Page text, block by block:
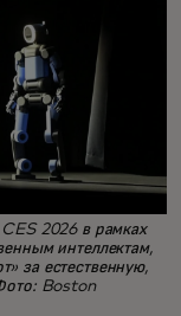
2026 в рамках
интеллектам,
за естественную,
Boston